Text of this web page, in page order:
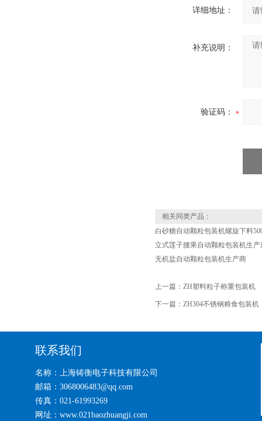
详细地址：
补充说明：
验证码：
相关同类产品：
白砂糖自动颗粒包装机螺旋下料
立式莲子腰果自动颗粒包装机生产
无机盐自动颗粒包装机生产商
上一篇： ZH塑料粒子称重包装机
下一篇： ZH304不锈钢粮食包装机
联系我们
名称：上海铸衡电子科技有限公司
邮箱：3068006483@qq.com
传真：021-61993269
网址：www.021baozhuangji.com